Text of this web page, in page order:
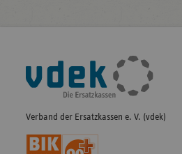
Fußleisten-
Navigation
Verband der Ersatzkassen e. V. (vdek)